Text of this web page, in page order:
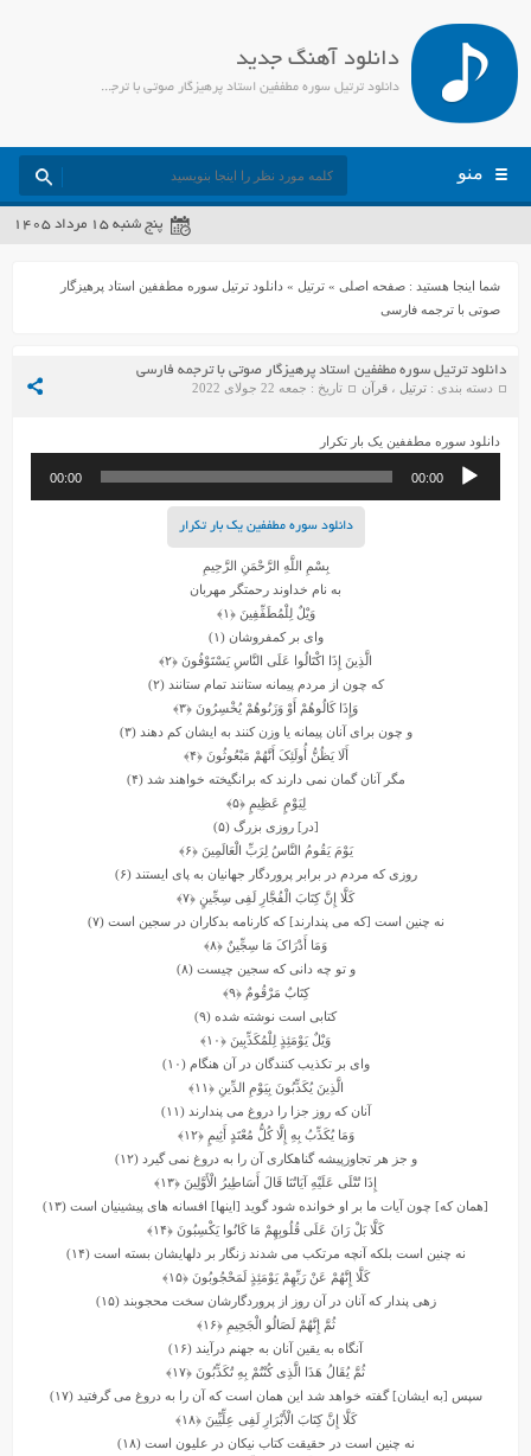
دانلود آهنگ جدید
دانلود ترتیل سوره مطففين استاد پرهیزگار صوتی با ترجمه فارسی - جمیل مدیا
منو
پنج شنبه ۱۵ مرداد ۱۴۰۵
شما اینجا هستید :صفحه اصلی »ترتیل »دانلود ترتیل سوره مطففین استاد پرهیزگار
صوتی با ترجمه فارسی
دانلود ترتیل سوره مطففین استاد پرهیزگار صوتی با ترجمه فارسی
دسته بندی :ترتیل ،قرآن تاریخ : جمعه 22 جولای 2022
دانلود سوره مطففین یک بار تکرار
پخش‌کننده
00:00
00:00
دانلود سوره مطففین یک بار تکرار
بِسْمِ اللَّهِ الرَّحْمَنِ الرَّحِیمِ
به نام خداوند رحمتگر مهربان
وَیْلٌ لِلْمُطَفِّفِینَ﴿۱﴾
واى بر کم‏فروشان (۱)
الَّذِینَ إِذَا اکْتَالُوا عَلَى النَّاسِ یَسْتَوْفُونَ ﴿۲﴾
که چون از مردم پیمانه ستانند تمام ستانند (۲)
وَإِذَا کَالُوهُمْ أَوْ وَزَنُوهُمْ یُخْسِرُونَ ﴿۳﴾
و چون براى آنان پیمانه یا وزن کنند به ایشان کم دهند (۳)
أَلَا یَظُنُّ أُولَئِکَ أَنَّهُمْ مَبْعُوثُونَ﴿۴﴾
مگر آنان گمان نمى دارند که برانگیخته خواهند شد (۴)
لِیَوْمٍ عَظِیمٍ﴿۵﴾
[در] روزى بزرگ (۵)
یَوْمَ یَقُومُ النَّاسُ لِرَبِّ الْعَالَمِینَ﴿۶﴾
روزى که مردم در برابر پروردگار جهانیان به پاى ایستند (۶)
کَلَّا إِنَّ کِتَابَ الْفُجَّارِ لَفِی سِجِّینٍ ﴿۷﴾
نه چنین است [که مى ‏پندارند] که کارنامه بدکاران در سجین است (۷)
وَمَا أَدْرَاکَ مَا سِجِّینٌ ﴿۸﴾
و تو چه دانى که سجین چیست (۸)
کِتَابٌ مَرْقُومٌ﴿۹﴾
کتابى است نوشته‏ شده (۹)
وَیْلٌ یَوْمَئِذٍ لِلْمُکَذِّبِینَ ﴿۱۰﴾
واى بر تکذیب ‏کنندگان در آن هنگام (۱۰)
الَّذِینَ یُکَذِّبُونَ بِیَوْمِ الدِّینِ﴿۱۱﴾
آنان که روز جزا را دروغ مى ‏پندارند (۱۱)
وَمَا یُکَذِّبُ بِهِ إِلَّا کُلُّ مُعْتَدٍ أَثِیمٍ﴿۱۲﴾
و جز هر تجاوزپیشه گناهکارى آن را به دروغ نمى‏ گیرد (۱۲)
إِذَا تُتْلَى عَلَیْهِ آیَاتُنَا قَالَ أَسَاطِیرُ الْأَوَّلِینَ ﴿۱۳﴾
[همان که] چون آیات ما بر او خوانده شود گوید [اینها] افسانه ‏هاى پیشینیان است (۱۳)
کَلَّا بَلْ رَانَ عَلَى قُلُوبِهِمْ مَا کَانُوا یَکْسِبُونَ ﴿۱۴﴾
نه چنین است بلکه آنچه مرتکب مى ‏شدند زنگار بر دلهایشان بسته است (۱۴)
کَلَّا إِنَّهُمْ عَنْ رَبِّهِمْ یَوْمَئِذٍ لَمَحْجُوبُونَ﴿۱۵﴾
زهى پندار که آنان در آن روز از پروردگارشان سخت محجوبند (۱۵)
ثُمَّ إِنَّهُمْ لَصَالُو الْجَحِیمِ﴿۱۶﴾
آنگاه به یقین آنان به جهنم درآیند (۱۶)
ثُمَّ یُقَالُ هَذَا الَّذِی کُنْتُمْ بِهِ تُکَذِّبُونَ ﴿۱۷﴾
سپس [به ایشان] گفته خواهد شد این همان است که آن را به دروغ مى‏ گرفتید (۱۷)
کَلَّا إِنَّ کِتَابَ الْأَبْرَارِ لَفِی عِلِّیِّینَ﴿۱۸﴾
نه چنین است در حقیقت کتاب نیکان در علیون است (۱۸)